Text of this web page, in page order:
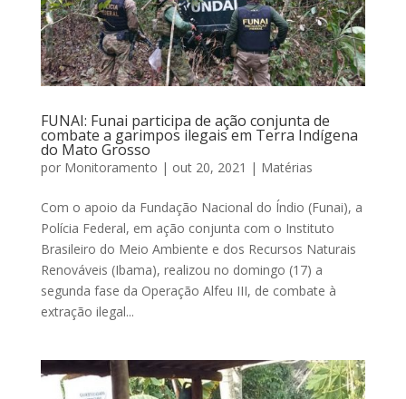
FUNAI: Funai participa de ação conjunta de
combate a garimpos ilegais em Terra Indígena
do Mato Grosso
por Monitoramento | out 20, 2021 | Matérias
Com o apoio da Fundação Nacional do Índio (Funai), a
Polícia Federal, em ação conjunta com o Instituto
Brasileiro do Meio Ambiente e dos Recursos Naturais
Renováveis (Ibama), realizou no domingo (17) a
segunda fase da Operação Alfeu III, de combate à
extração ilegal...